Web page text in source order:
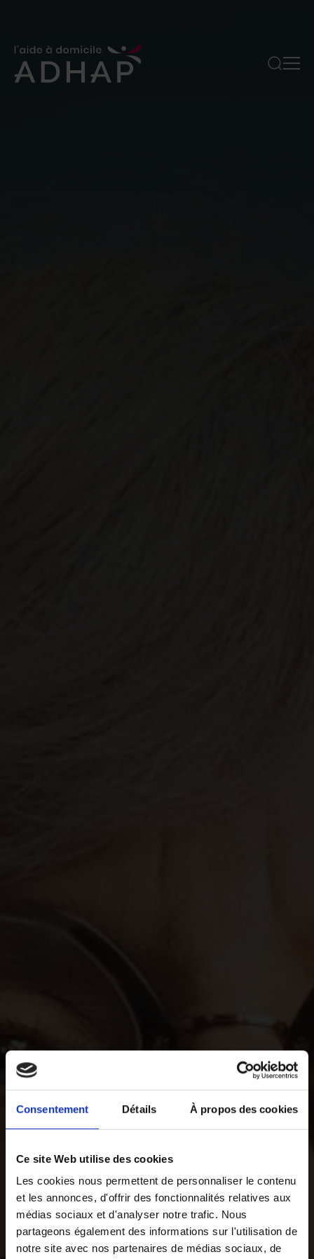
Consentement Détails À propos des cookies
Ce site Web utilise des cookies
Les cookies nous permettent de personnaliser le contenu
et les annonces, d'offrir des fonctionnalités relatives aux
médias sociaux et d'analyser notre trafic. Nous
partageons également des informations sur l'utilisation de
notre site avec nos partenaires de médias sociaux, de